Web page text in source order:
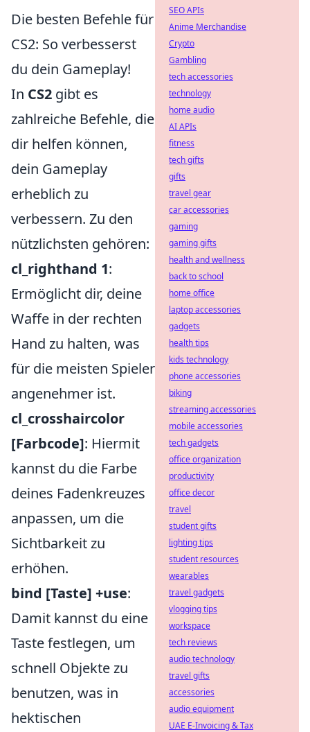
Die besten Befehle für
CS2: So verbesserst
du dein Gameplay!
In CS2 gibt es
zahlreiche Befehle, die
dir helfen können,
dein Gameplay
erheblich zu
verbessern. Zu den
nützlichsten gehören:
cl_righthand 1:
Ermöglicht dir, deine
Waffe in der rechten
Hand zu halten, was
für die meisten Spieler
angenehmer ist.
cl_crosshaircolor
[Farbcode]: Hiermit
kannst du die Farbe
deines Fadenkreuzes
anpassen, um die
Sichtbarkeit zu
erhöhen.
bind [Taste] +use:
Damit kannst du eine
Taste festlegen, um
schnell Objekte zu
benutzen, was in
hektischen
SEO APIs
Anime Merchandise
Crypto
Gambling
tech accessories
technology
home audio
AI APIs
fitness
tech gifts
gifts
travel gear
car accessories
gaming
gaming gifts
health and wellness
back to school
home office
laptop accessories
gadgets
health tips
kids technology
phone accessories
biking
streaming accessories
mobile accessories
tech gadgets
office organization
productivity
office decor
travel
student gifts
lighting tips
student resources
wearables
travel gadgets
vlogging tips
workspace
tech reviews
audio technology
travel gifts
accessories
audio equipment
UAE E-Invoicing & Tax